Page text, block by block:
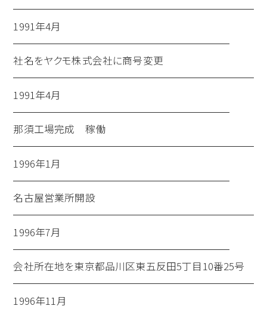
1991年4月
社名をヤクモ株式会社に商号変更
1991年4月
那須工場完成 稼働
1996年1月
名古屋営業所開設
1996年7月
会社所在地を東京都品川区東五反田5丁目10番25号
1996年11月